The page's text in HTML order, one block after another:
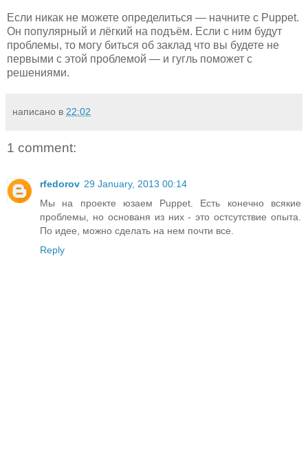
Если никак не можете определиться — начните с Puppet.
Он популярный и лёгкий на подъём. Если с ним будут
проблемы, то могу биться об заклад что вы будете не
первыми с этой проблемой — и гугль поможет с
решениями.
написано в 22:02
1 comment:
rfedorov 29 January, 2013 00:14
Мы на проекте юзаем Puppet. Есть конечно всякие
проблемы, но основаня из них - это остсутствие опыта.
По идее, можно сделать на нем почти все.
Reply